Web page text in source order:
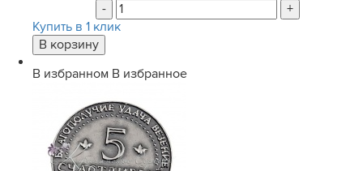
-
+
Купить в 1 клик
В избранном В избранное